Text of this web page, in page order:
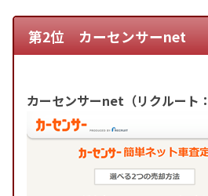
第2位 カーセンサーnet
カーセンサーnet（リクルート